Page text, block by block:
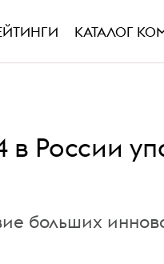
КАТАЛОГ
России
больших